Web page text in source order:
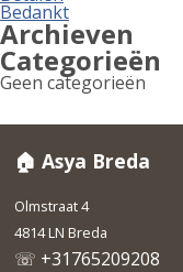
Bedankt
Archieven
Categorieën
Geen categorieën
🏠 Asya Breda
Olmstraat 4
4814 LN Breda
☏ +31765209208